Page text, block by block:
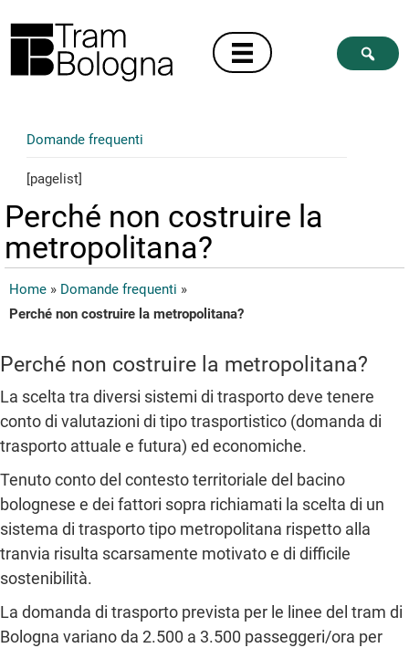
Domande frequenti
[pagelist]
Perché non costruire la
metropolitana?
Home » Domande frequenti »
Perché non costruire la metropolitana?
Perché non costruire la metropolitana?
La scelta tra diversi sistemi di trasporto deve tenere
conto di valutazioni di tipo trasportistico (domanda di
trasporto attuale e futura) ed economiche.
Tenuto conto del contesto territoriale del bacino
bolognese e dei fattori sopra richiamati la scelta di un
sistema di trasporto tipo metropolitana rispetto alla
tranvia risulta scarsamente motivato e di difficile
sostenibilità.
La domanda di trasporto prevista per le linee del tram di
Bologna variano da 2.500 a 3.500 passeggeri/ora per